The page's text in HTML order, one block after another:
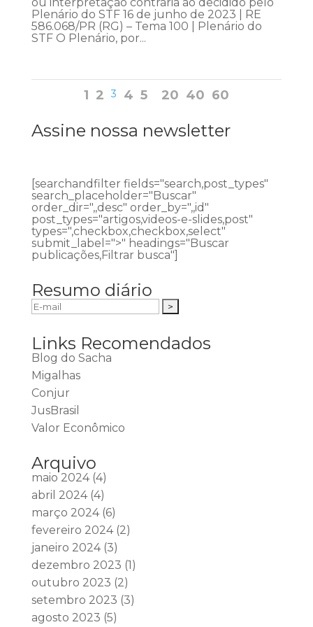
Plenário do STF 16 de junho de 2023 | RE
586.068/PR (RG) – Tema 100 | Plenário do
STF O Plenário, por...
1 2 3 4 5 20 40 60
Assine nossa newsletter
[searchandfilter fields="search,post_types"
search_placeholder="Buscar"
order_dir=",,desc" order_by=",,id"
post_types="artigos,videos-e-slides,post"
types=",checkbox,checkbox,select"
submit_label=">" headings="Buscar
publicações,Filtrar busca"]
Resumo diário
Links Recomendados
Blog do Sacha
Migalhas
Conjur
JusBrasil
Valor Econômico
Arquivo
maio 2024(4)
abril 2024(4)
março 2024(6)
fevereiro 2024(2)
janeiro 2024(3)
dezembro 2023 (1)
outubro 2023 (2)
setembro 2023 (3)
agosto 2023 (5)